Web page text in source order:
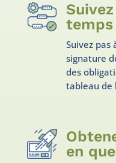
Suivez pas
signature
des
tableau de
en